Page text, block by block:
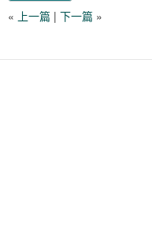
« 上一篇 | 下一篇 »